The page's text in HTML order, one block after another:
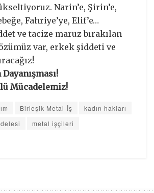
Narin’e, Şirin’e,
Fahriye’ye, Elif’e…
ve tacize maruz bırakılan
var, erkek şiddeti ve
Dayanışması!
Mücadelemiz!
Birleşik Metal-İş
kadın hakları
metal işçileri